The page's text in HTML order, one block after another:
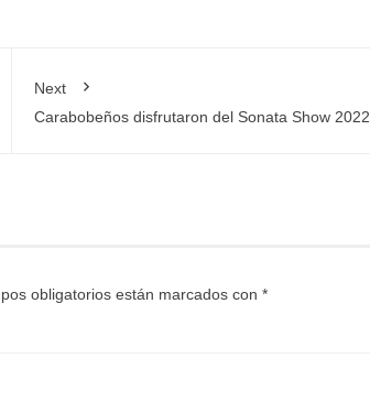
Next
Carabobeños disfrutaron del Sonata Show 2022
obligatorios están marcados con *